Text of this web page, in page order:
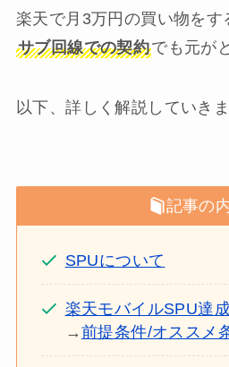
楽天で月3万円の買い物をす
サブ回線での契約でも元が
以下、詳しく解説していきま
記事の
SPUについて
楽天モバイルSPU達
→前提条件/オススメ